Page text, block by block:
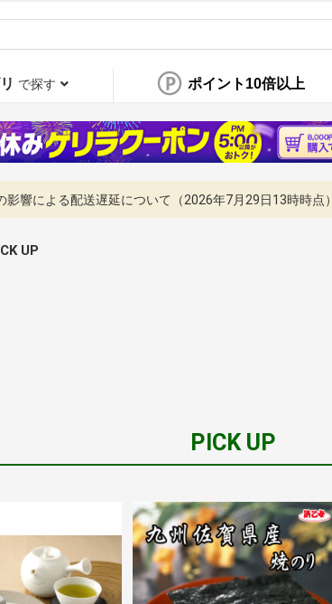
で探す ポイント10倍以上
影響による配送遅延について（2026年7月29日13時時点）
UP
PICK UP